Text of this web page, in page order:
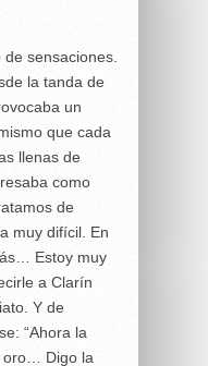
sensaciones.
la tanda de
un
que cada
llenas de
como
de
muy difícil. En
Estoy muy
a Clarín
Y de
“Ahora la
oro… Digo la